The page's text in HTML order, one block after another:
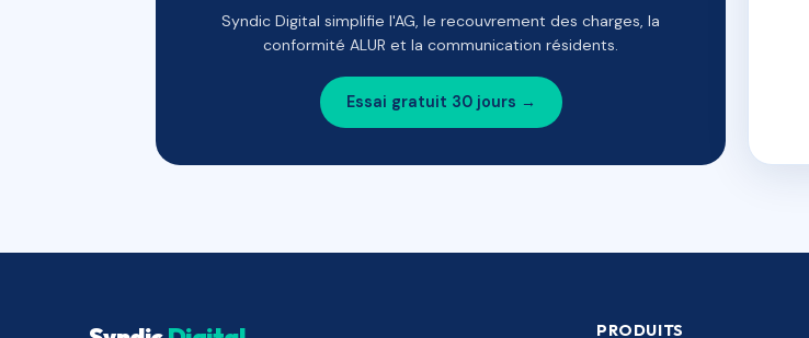
Syndic Digital simplifie l'AG, le recouvrement des charges, la
conformité ALUR et la communication résidents.
Essai gratuit 30 jours →
PRODUITS